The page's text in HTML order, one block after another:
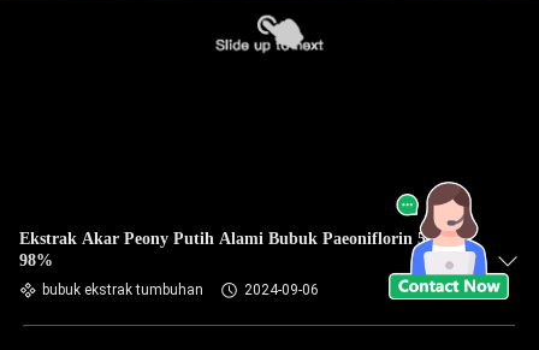
Ekstrak Akar Peony Putih Alami Bubuk Paeoniflorin 50%
98%
bubuk ekstrak tumbuhan 2024-09-06